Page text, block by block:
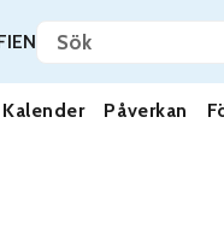
English
ENSök på sidan
Kalender Påverkan